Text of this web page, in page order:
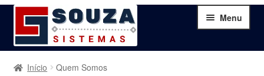
Pular
para
navegação
Pular
para
o
conteúdo
Menu
Home
Início Quem Somos